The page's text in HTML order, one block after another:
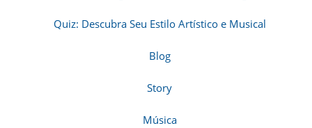
Quiz: Descubra Seu Estilo Artístico e Musical
Blog
Story
Música